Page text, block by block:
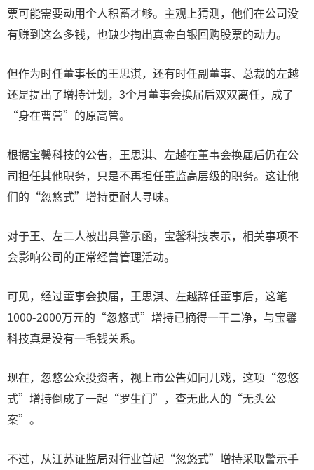
票可能需要动用个人积蓄才够。主观上猜测，他们在公司没
有赚到这么多钱，也缺少掏出真金白银回购股票的动力。
但作为时任董事长的王思淇，还有时任副董事、总裁的左越
还是提出了增持计划，3个月董事会换届后双双离任，成了
“身在曹营”的原高管。
根据宝馨科技的公告，王思淇、左越在董事会换届后仍在公
司担任其他职务，只是不再担任董监高层级的职务。这让他
们的“忽悠式”增持更耐人寻味。
对于王、左二人被出具警示函，宝馨科技表示，相关事项不
会影响公司的正常经营管理活动。
可见，经过董事会换届，王思淇、左越辞任董事后，这笔
1000-2000万元的“忽悠式”增持已摘得一干二净，与宝馨
科技真是没有一毛钱关系。
现在，忽悠公众投资者，视上市公告如同儿戏，这项“忽悠
式”增持倒成了一起“罗生门”，查无此人的“无头公
案”。
不过，从江苏证监局对行业首起“忽悠式”增持采取警示手